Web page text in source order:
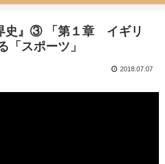
史』③ 「第１章 イギリ
「スポーツ」
2018.07.07